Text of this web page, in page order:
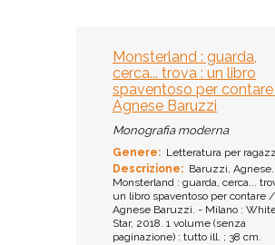
Monsterland : guarda,
cerca... trova : un libro
spaventoso per
Agnese Baruzzi
Monografia moderna
Genere: Letteratura per
Descrizione: Baruzzi, Agnese.
Monsterland : guarda, cerca...
un libro spaventoso per contare /
Agnese Baruzzi. - Milano :
Star, 2018. 1 volume (senza
paginazione) : tutto ill. ; 38 cm.